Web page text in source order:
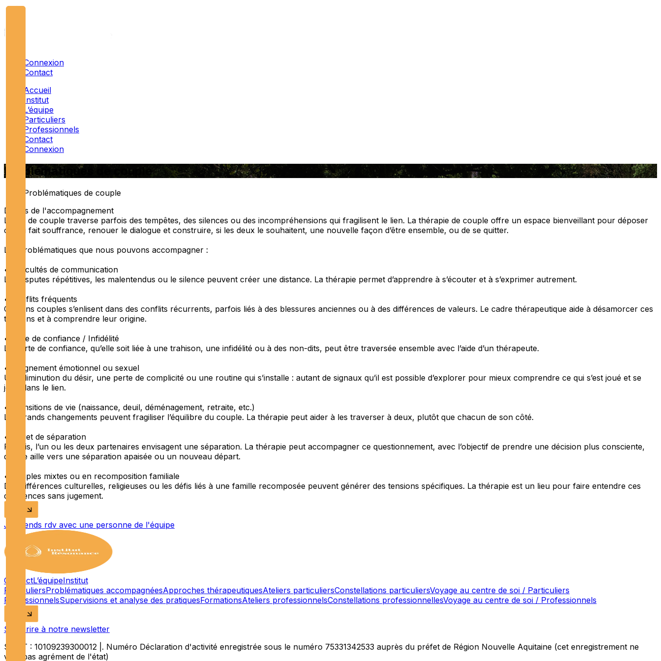
Connexion
Contact
Accueil
Institut
L’équipe
Particuliers
Professionnels
Contact
Connexion
Problématiques de couple
Problématiques de couple
Détails de l'accompagnement
La vie de couple traverse parfois des tempêtes, des silences ou des incompréhensions qui fragilisent le lien. La thérapie de couple offre un espace bienveillant pour déposer
ce qui fait souffrance, renouer le dialogue et construire, si les deux le souhaitent, une nouvelle façon d’être ensemble, ou de se quitter.
Les problématiques que nous pouvons accompagner :
• Difficultés de communication
Les disputes répétitives, les malentendus ou le silence peuvent créer une distance. La thérapie permet d’apprendre à s’écouter et à s’exprimer autrement.
• Conflits fréquents
Certains couples s’enlisent dans des conflits récurrents, parfois liés à des blessures anciennes ou à des différences de valeurs. Le cadre thérapeutique aide à désamorcer ces
tensions et à comprendre leur origine.
• Crise de confiance / Infidélité
La perte de confiance, qu’elle soit liée à une trahison, une infidélité ou à des non-dits, peut être traversée ensemble avec l’aide d’un thérapeute.
• Éloignement émotionnel ou sexuel
Une diminution du désir, une perte de complicité ou une routine qui s’installe : autant de signaux qu’il est possible d’explorer pour mieux comprendre ce qui s’est joué et se
joue dans le lien.
• Transitions de vie (naissance, deuil, déménagement, retraite, etc.)
Les grands changements peuvent fragiliser l’équilibre du couple. La thérapie peut aider à les traverser à deux, plutôt que chacun de son côté.
• Projet de séparation
Parfois, l’un ou les deux partenaires envisagent une séparation. La thérapie peut accompagner ce questionnement, avec l’objectif de prendre une décision plus consciente,
qu’elle aille vers une séparation apaisée ou un nouveau départ.
• Couples mixtes ou en recomposition familiale
Des différences culturelles, religieuses ou les défis liés à une famille recomposée peuvent générer des tensions spécifiques. La thérapie est un lieu pour faire entendre ces
différences sans jugement.
Je prends rdv avec une personne de l'équipe
ContactL’équipeInstitut
ParticuliersProblématiques accompagnéesApproches thérapeutiquesAteliers particuliersConstellations particuliersVoyage au centre de soi / Particuliers
ProfessionnelsSupervisions et analyse des pratiquesFormationsAteliers professionnelsConstellations professionnellesVoyage au centre de soi / Professionnels
S’inscrire à notre newsletter
SIRET : 10109239300012 |. Numéro Déclaration d'activité enregistrée sous le numéro 75331342533 auprès du préfet de Région Nouvelle Aquitaine (cet enregistrement ne
vaut pas agrément de l'état)